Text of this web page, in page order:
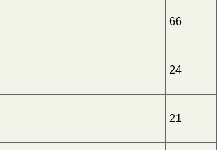
66
24
21